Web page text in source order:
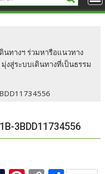
นทางฯ ร่วมหารือแนวทาง
สู่ระบบเดินทางที่เป็นธรรม
3BDD11734556